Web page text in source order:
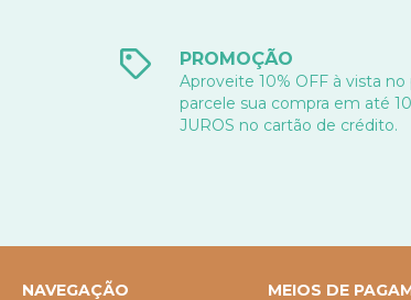
PROMOÇÃO
Aproveite 10% OFF à vista no
parcele sua compra em até
JUROS no cartão de crédito.
NAVEGAÇÃO MEIOS DE